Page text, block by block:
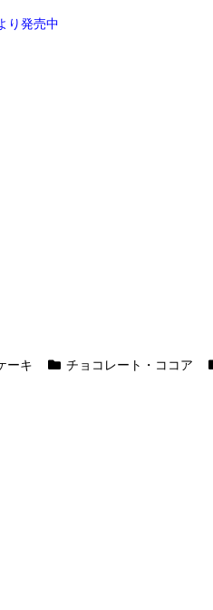
り発売中
ーキ チョコレート・ココア